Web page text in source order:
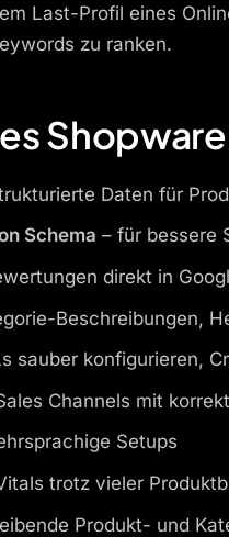
Last-Profil eines
zu ranken.
Daten für
Schema – für bessere
direkt in
Beschreibungen,
sauber konfigurieren,
Channels mit
Setups
trotz vieler
Produkt- und